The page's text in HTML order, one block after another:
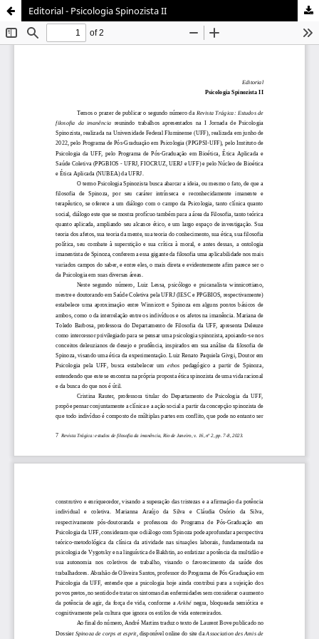
Editorial - Psicologia Spinozista II